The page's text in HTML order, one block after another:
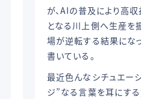
が、AIの普及により高
となる川上側へ生産を
場が逆転する結果にな
書いている。
最近色んなシチュエー
ジ”なる言葉を耳にす